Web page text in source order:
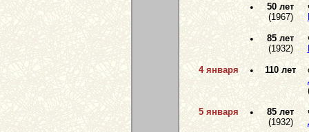
•
50 лет
(1967)
•
85 лет
(1932)
4 января • 110 лет
5 января •
85 лет
(1932)